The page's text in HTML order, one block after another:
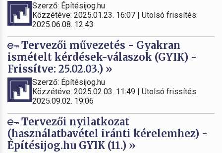
Szerző: Építésijog.hu
Közzétéve: 2025.01.23. 16:07 | Utolsó frissítés:
2025.06.08. 12:43
Tervezői művezetés - Gyakran
ismételt kérdések-válaszok (GYIK) -
Frissítve: 25.02.03.) »
Szerző: Építésijog.hu
Közzétéve: 2025.02.03. 11:49 | Utolsó frissítés:
2025.09.02. 19:06
Tervezői nyilatkozat
(használatbavétel iránti kérelemhez) -
Építésijog.hu GYIK (11.) »